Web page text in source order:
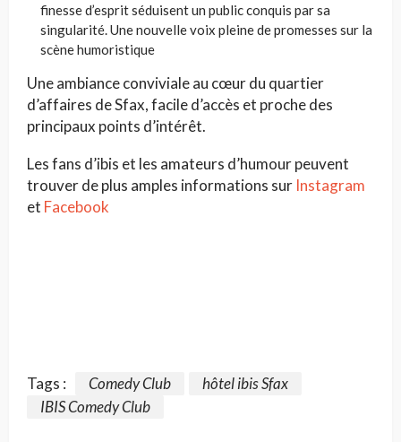
finesse d’esprit séduisent un public conquis par sa
singularité. Une nouvelle voix pleine de promesses sur la
scène humoristique
Une ambiance conviviale au cœur du quartier
d’affaires de Sfax, facile d’accès et proche des
principaux points d’intérêt.
Les fans d’ibis et les amateurs d’humour peuvent
trouver de plus amples informations sur Instagram
et Facebook
Tags : Comedy Club
hôtel ibis Sfax
IBIS Comedy Club